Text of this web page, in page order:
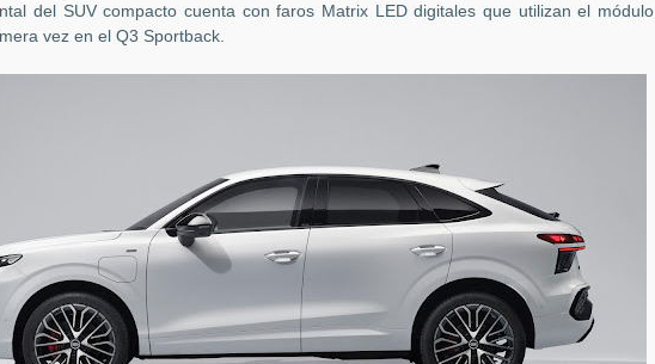
del SUV compacto cuenta con faros Matrix LED digitales que utilizan el módulo
vez en el Q3 Sportback.